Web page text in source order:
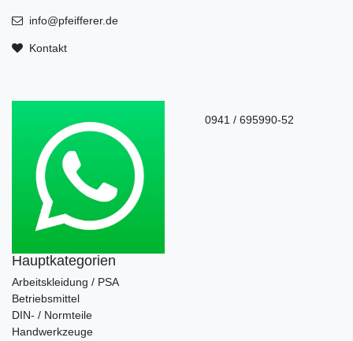
info@pfeifferer.de
Kontakt
0941 / 695990-52
Hauptkategorien
Arbeitskleidung / PSA
Betriebsmittel
DIN- / Normteile
Handwerkzeuge